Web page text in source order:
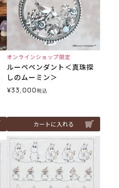
オンラインショップ限定
ルーペペンダント＜真珠探
しのムーミン＞
¥33,000税込
カートに入れる